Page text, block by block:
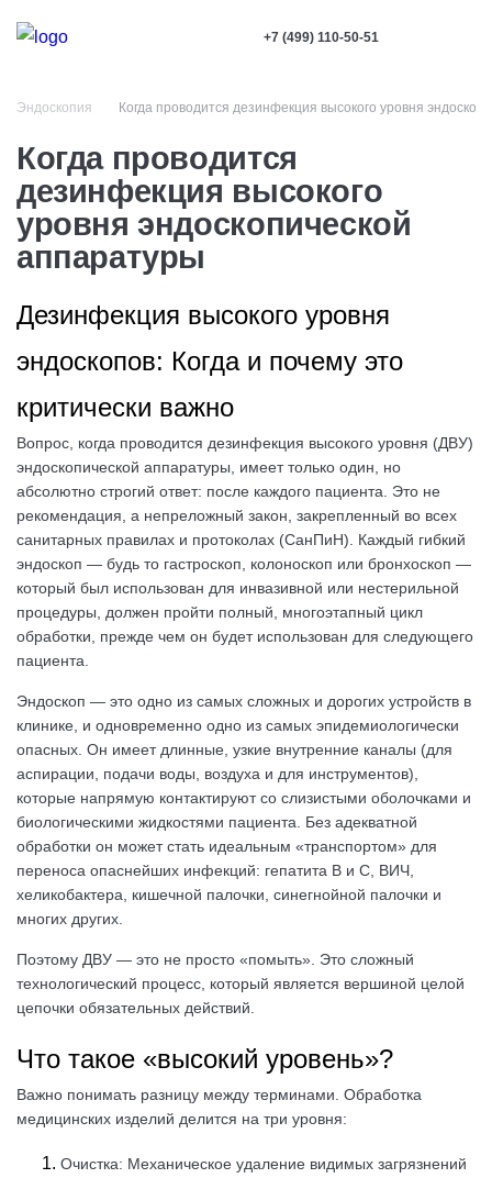
+7 (499) 110-50-51
Эндоскопия Когда проводится дезинфекция высокого уровня
Когда проводится
дезинфекция высокого
уровня эндоскопической
аппаратуры
Дезинфекция высокого уровня
эндоскопов: Когда и почему это
критически важно
Вопрос, когда проводится дезинфекция высокого уровня (ДВУ)
эндоскопической аппаратуры, имеет только один, но
абсолютно строгий ответ: после каждого пациента. Это не
рекомендация, а непреложный закон, закрепленный во всех
санитарных правилах и протоколах (СанПиН). Каждый гибкий
эндоскоп — будь то гастроскоп, колоноскоп или бронхоскоп —
который был использован для инвазивной или нестерильной
процедуры, должен пройти полный, многоэтапный цикл
обработки, прежде чем он будет использован для следующего
пациента.
Эндоскоп — это одно из самых сложных и дорогих устройств в
клинике, и одновременно одно из самых эпидемиологически
опасных. Он имеет длинные, узкие внутренние каналы (для
аспирации, подачи воды, воздуха и для инструментов),
которые напрямую контактируют со слизистыми оболочками и
биологическими жидкостями пациента. Без адекватной
обработки он может стать идеальным «транспортом» для
переноса опаснейших инфекций: гепатита B и C, ВИЧ,
хеликобактера, кишечной палочки, синегнойной палочки и
многих других.
Поэтому ДВУ — это не просто «помыть». Это сложный
технологический процесс, который является вершиной целой
цепочки обязательных действий.
Что такое «высокий уровень»?
Важно понимать разницу между терминами. Обработка
медицинских изделий делится на три уровня:
Очистка: Механическое удаление видимых загрязнений